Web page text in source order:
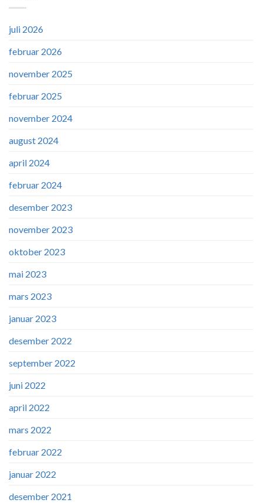
juli 2026
februar 2026
november 2025
februar 2025
november 2024
august 2024
april 2024
februar 2024
desember 2023
november 2023
oktober 2023
mai 2023
mars 2023
januar 2023
desember 2022
september 2022
juni 2022
april 2022
mars 2022
februar 2022
januar 2022
desember 2021